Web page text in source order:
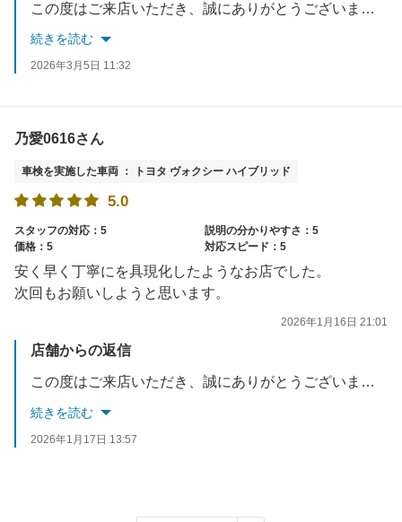
この度はご来店いただき、誠にありがとうございました。ご説明にご不備がございましたこと、大変申し訳ございませんでした。作業時間にご満足いただけて光栄です。今後もより良いサービスを提供できるよう改善して参ります。またのご利用心よりお待ちしております。
続きを読む
2026年3月5日 11:32
乃愛0616さん
車検を実施した車両 ： トヨタ ヴォクシー ハイブリッド
5.0
スタッフの対応：5
説明の分かりやすさ：5
価格：5
対応スピード：5
安く早く丁寧にを具現化したようなお店でした。
次回もお願いしようと思います。
2026年1月16日 21:01
店舗からの返信
この度はご来店いただき、誠にありがとうございました。 仕上がりやスピード、コストパフォーマンスにご満足いただけたようで安心いたしました。 迅速かつ丁寧な作業を納得の価格で提供することは、当店のこだわりでもあります。 次回もぜひ、お車のメンテナンス等でお手伝いさせていただければ幸いです。 今後ともよろしくお願い申し上げます。
続きを読む
2026年1月17日 13:57